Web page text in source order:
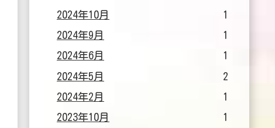
2024年10月
1
2024年9月
1
2024年6月
1
2024年5月
2
2024年2月
1
2023年10月
1